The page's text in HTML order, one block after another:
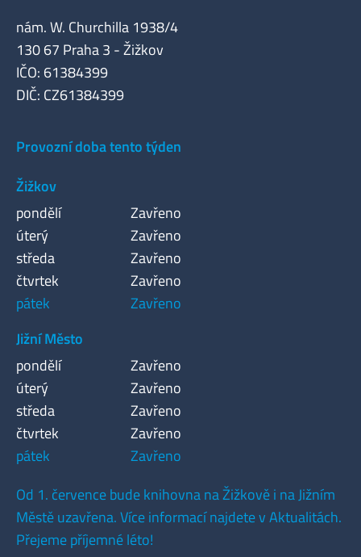
nám. W. Churchilla 1938/4
130 67 Praha 3 - Žižkov
IČO: 61384399
DIČ: CZ61384399
Provozní doba tento týden
Žižkov
pondělí
Zavřeno
úterý
Zavřeno
středa
Zavřeno
čtvrtek
Zavřeno
pátek
Zavřeno
Jižní Město
pondělí
Zavřeno
úterý
Zavřeno
středa
Zavřeno
čtvrtek
Zavřeno
pátek
Zavřeno
Od 1. července bude knihovna na Žižkově i na Jižním
Městě uzavřena. Více informací najdete v Aktualitách.
Přejeme příjemné léto!